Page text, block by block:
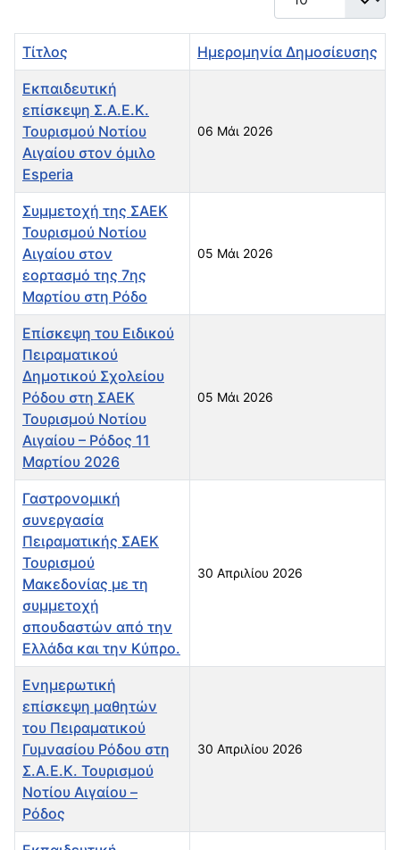
Τίτλος Ημερομηνία Δημοσίευσης
Εκπαιδευτική
επίσκεψη Σ.Α.Ε.Κ.
Τουρισμού Νοτίου
Αιγαίου στον όμιλο
Esperia
06 Μάι 2026
Συμμετοχή της ΣΑΕΚ
Τουρισμού Νοτίου
Αιγαίου στον
εορτασμό της 7ης
Μαρτίου στη Ρόδο
05 Μάι 2026
Επίσκεψη του Ειδικού
Πειραματικού
Δημοτικού Σχολείου
Ρόδου στη ΣΑΕΚ
Τουρισμού Νοτίου
Αιγαίου – Ρόδος 11
Μαρτίου 2026
05 Μάι 2026
Γαστρονομική
συνεργασία
Πειραματικής ΣΑΕΚ
Τουρισμού
Μακεδονίας με τη
συμμετοχή
σπουδαστών από την
Ελλάδα και την Κύπρο.
30 Απριλίου 2026
Ενημερωτική
επίσκεψη μαθητών
του Πειραματικού
Γυμνασίου Ρόδου στη
Σ.Α.Ε.Κ. Τουρισμού
Νοτίου Αιγαίου –
Ρόδος
30 Απριλίου 2026